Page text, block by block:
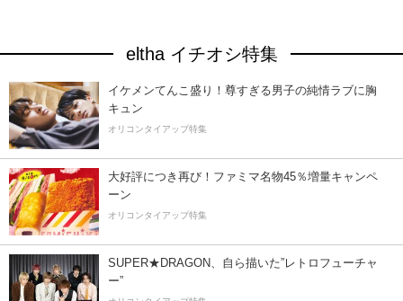
eltha イチオシ特集
イケメンてんこ盛り！尊すぎる男子の純情ラブに胸
キュン
オリコンタイアップ特集
大好評につき再び！ファミマ名物45％増量キャンペ
ーン
オリコンタイアップ特集
SUPER★DRAGON、自ら描いた”レトロフューチャ
ー”